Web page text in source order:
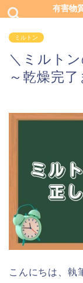
有害物
ミルトン
＼ミルト
～乾燥完
こんにちは、執